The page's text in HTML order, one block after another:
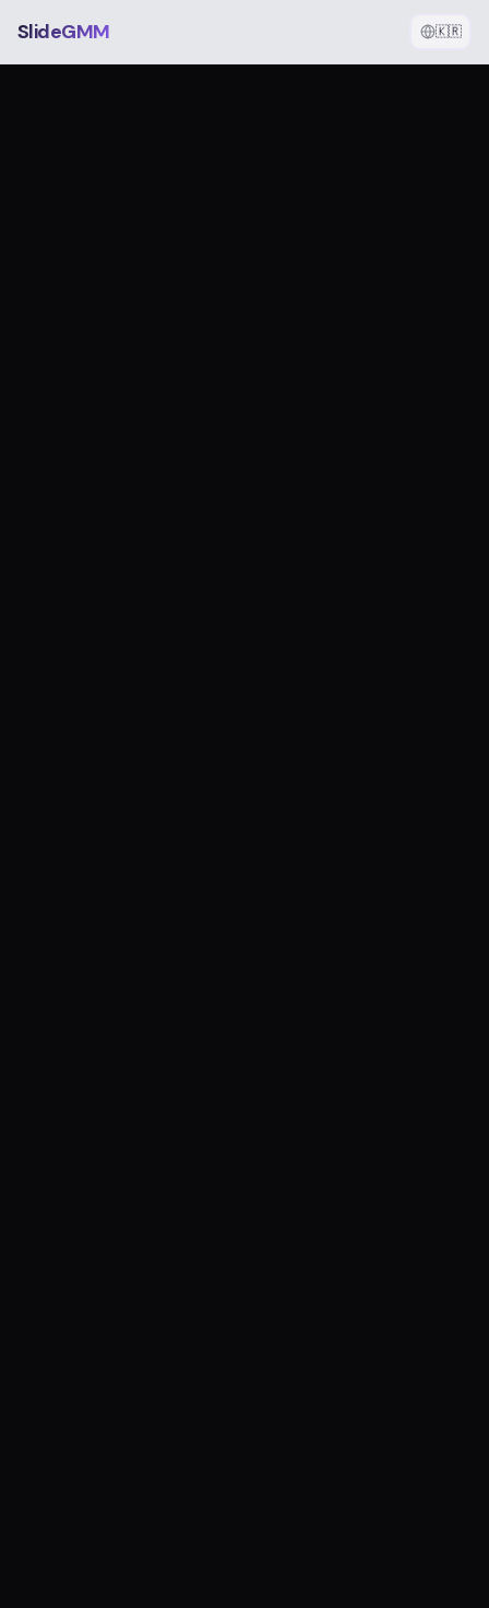
SlideGMM 🇰🇷